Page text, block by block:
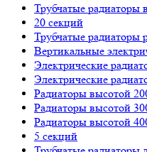
Трубчатые радиаторы
20 секций
Трубчатые радиаторы
Вертикальные
Электрические
Электрические
Радиаторы высотой
Радиаторы высотой
Радиаторы высотой
5 секций